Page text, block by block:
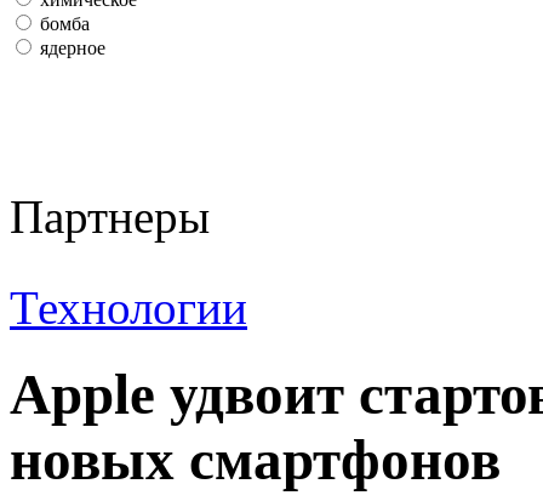
бомба
ядерное
Партнеры
Технологии
Apple удвоит
новых смартфонов